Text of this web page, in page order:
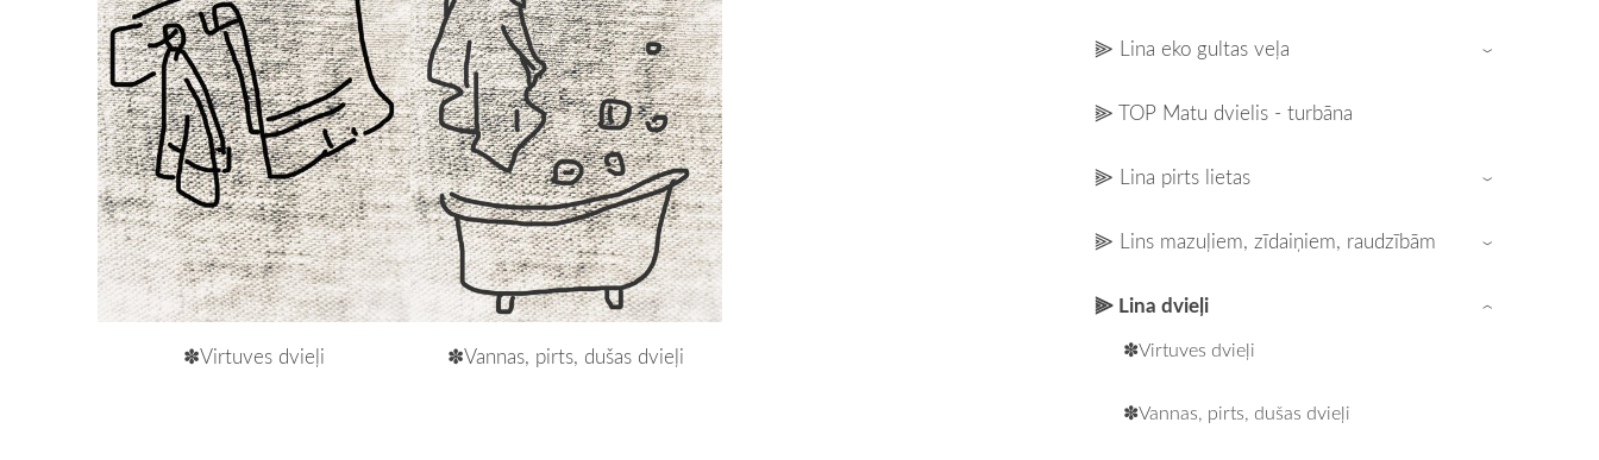
⫸ Lina eko gultas veļa ›
⫸ TOP Matu dvielis - turbāna
⫸ Lina pirts lietas ›
⫸ Lins mazuļiem, zīdaiņiem, raudzībām ›
⫸ Lina dvieļi
✽Virtuves dvieļi
✽Vannas, pirts, dušas dvieļi
›
✽Virtuves dvieļi ✽Vannas, pirts, dušas dvieļi